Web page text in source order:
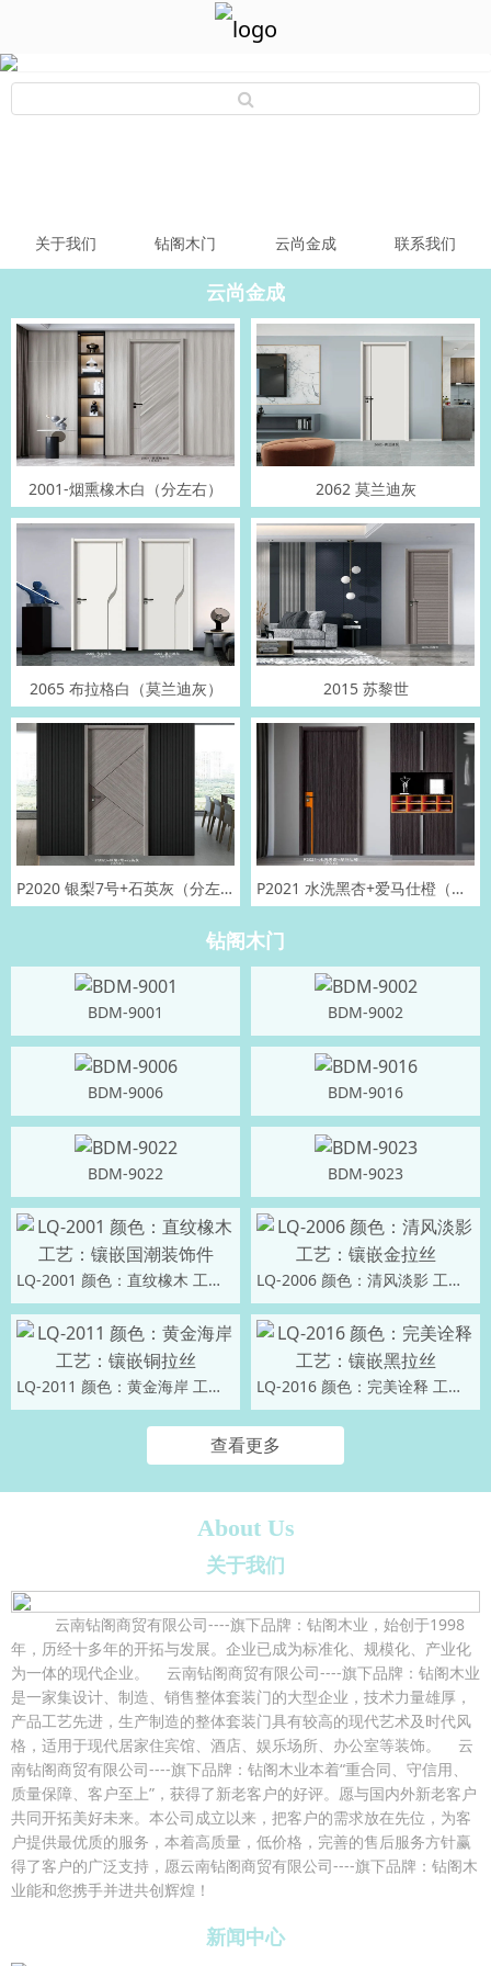
关于我们 钻阁木门 云尚金成 联系我们
云尚金成
2001-烟熏橡木白（分左右） 2062 莫兰迪灰
2065 布拉格白（莫兰迪灰） 2015 苏黎世
P2020 银梨7号+石英灰（分左右） P2021 水洗黑杏+爱马仕橙（分左右）
钻阁木门
BDM-9001 BDM-9002
BDM-9006 BDM-9016
BDM-9022 BDM-9023
LQ-2001 颜色：直纹橡木 工艺：镶嵌国潮装饰件 LQ-2006 颜色：清风淡影 工艺：镶嵌金拉丝
LQ-2011 颜色：黄金海岸 工艺：镶嵌铜拉丝 LQ-2016 颜色：完美诠释 工艺：镶嵌黑拉丝
查看更多
About Us
关于我们
云南钻阁商贸有限公司----旗下品牌：钻阁木业，始创于1998
年，历经十多年的开拓与发展。企业已成为标准化、规模化、产业化
为一体的现代企业。 云南钻阁商贸有限公司----旗下品牌：钻阁木业
是一家集设计、制造、销售整体套装门的大型企业，技术力量雄厚，
产品工艺先进，生产制造的整体套装门具有较高的现代艺术及时代风
格，适用于现代居家住宾馆、酒店、娱乐场所、办公室等装饰。 云
南钻阁商贸有限公司----旗下品牌：钻阁木业本着“重合同、守信用、
质量保障、客户至上”，获得了新老客户的好评。愿与国内外新老客户
共同开拓美好未来。本公司成立以来，把客户的需求放在先位，为客
户提供最优质的服务，本着高质量，低价格，完善的售后服务方针赢
得了客户的广泛支持，愿云南钻阁商贸有限公司----旗下品牌：钻阁木
业能和您携手并进共创辉煌！
新闻中心